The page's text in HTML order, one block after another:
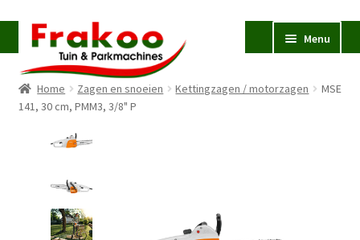
Ga
door
naar
navigatie
Ga
naar
de
inhoud
Menu
Homepage
STIHL
Accessoires
Home Zagen en snoeien Kettingzagen / motorzagen
MSE
141, 30 cm, PMM3, 3/8" P